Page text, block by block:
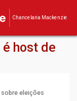
Chancelaria Mackenzie
host de
eleições